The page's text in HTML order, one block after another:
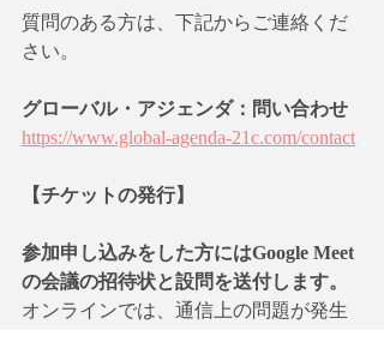
質問のある方は、下記からご連絡くだ
さい。
グローバル・アジェンダ：問い合わせ
https://www.global-agenda-21c.com/contact
【チケットの発行】
参加申し込みをした方にはGoogle Meet
の会議の招待状と設問を送付します。
オンラインでは、通信上の問題が発生